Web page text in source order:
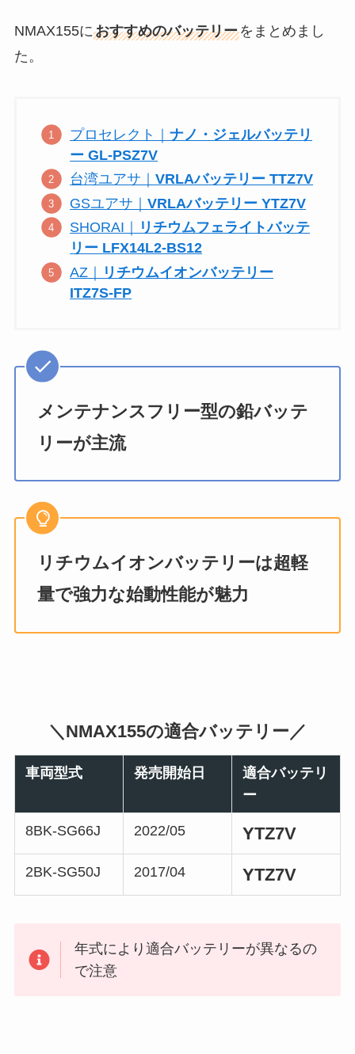
NMAX155におすすめのバッテリーをまとめまし
た。
プロセレクト｜ナノ・ジェルバッテリ
ー GL-PSZ7V
台湾ユアサ｜VRLAバッテリー TTZ7V
GSユアサ｜VRLAバッテリー YTZ7V
SHORAI｜
リチウムフェライトバッテ
リー LFX14L2-BS12
AZ｜ リチウムイオンバッテリー
ITZ7S-FP
メンテナンスフリー型の鉛バッテ
リーが主流
リチウムイオンバッテリーは超軽
量で強力な始動性能が魅力
＼NMAX155の適合バッテリー／
車両型式 発売開始日
適合バッテリ
ー
8BK-SG66J 2022/05 YTZ7V
2BK-SG50J 2017/04 YTZ7V
年式により適合バッテリーが異なるの
で注意